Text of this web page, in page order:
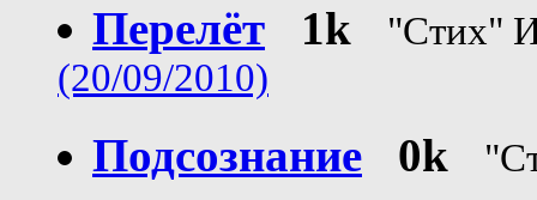
Перелёт 1k "Стих"
(20/09/2010)
Подсознание
0k